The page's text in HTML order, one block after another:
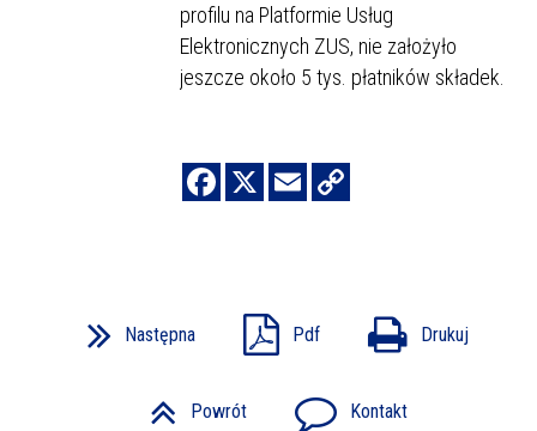
profilu na Platformie Usług
Elektronicznych ZUS, nie założyło
jeszcze około 5 tys. płatników składek.
Następna Pdf Drukuj
Powrót Kontakt